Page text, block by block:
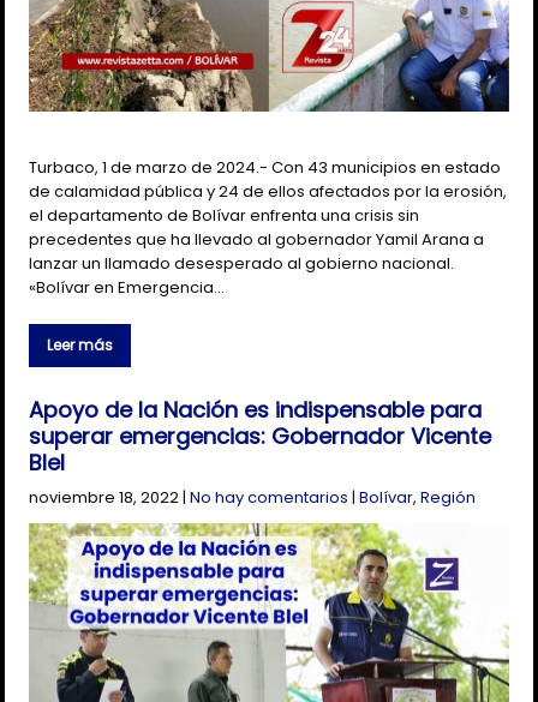
Turbaco, 1 de marzo de 2024.- Con 43 municipios en estado
de calamidad pública y 24 de ellos afectados por la erosión,
el departamento de Bolívar enfrenta una crisis sin
precedentes que ha llevado al gobernador Yamil Arana a
lanzar un llamado desesperado al gobierno nacional.
«Bolívar en Emergencia…
Leer más
Apoyo de la Nación es indispensable para
superar emergencias: Gobernador Vicente
Blel
noviembre 18, 2022|No hay comentarios |Bolívar,Región